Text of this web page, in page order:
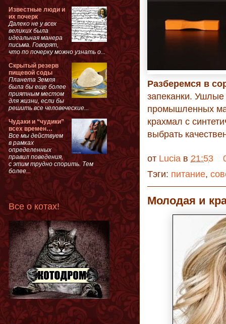
Разберемся в
запеканки.
промышленных
крахмал с
выбрать
от Lucia в 21:53
Тэги: питание,
Молодая и
Известные люди и
их почерк
Далеко не у всех
великих была
идеальная манера
письма. Говорят,
что по почерку можно узнать о...
Скрытый резерв
пищевой соды
Планета Земля
была бы еще более
приятным местом
для жизни, если бы
решить все человеческие...
Чудаки и “чудики”
всех времен…
Все мы действуем
в рамках
определенных
правил поведения,
с этим трудно спорить. Тем
более...
Все о котах!